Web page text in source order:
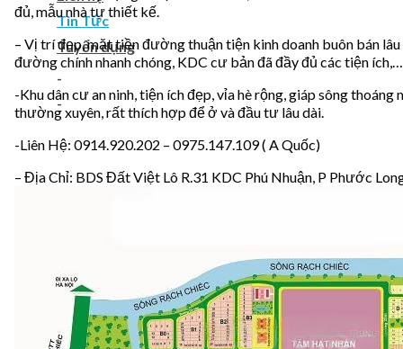
Tin Tức
Tuyển dụng
-
-
đủ, mẫu nhà tự thiết kế.
– Vị trí đẹp, mặt tiền đường thuận tiện kinh doanh buôn bán
đường chính nhanh chóng, KDC cư bản đã đầy đủ các tiện ích,…
-Khu dân cư an ninh, tiện ích đẹp, vỉa hè rộng, giáp sông
thường xuyên, rất thích hợp để ở và đầu tư lâu dài.
-Liên Hệ: 0914.920.202 – 0975.147.109 ( A Quốc)
– Địa Chỉ: BDS Đất Việt Lô R.31 KDC Phú Nhuận, P Phước